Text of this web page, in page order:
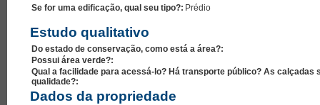
Se for uma edificação, qual seu tipo?: Prédio
Estudo qualitativo
Do estado de conservação, como está a área?:
Possui área verde?:
Qual a facilidade para acessá-lo? Há transporte público? As calçadas
qualidade?:
Dados da propriedade